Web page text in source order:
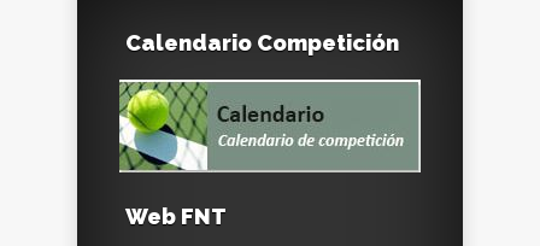
Calendario Competición
Web FNT